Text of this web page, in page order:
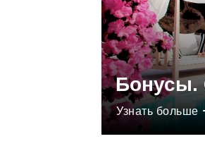
Бонусы.
Узнать больше